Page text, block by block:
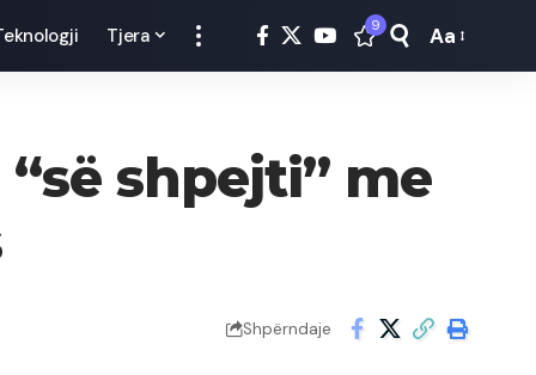
Tjera 9
Font
Aa
shpejti” me
Shpërndaje